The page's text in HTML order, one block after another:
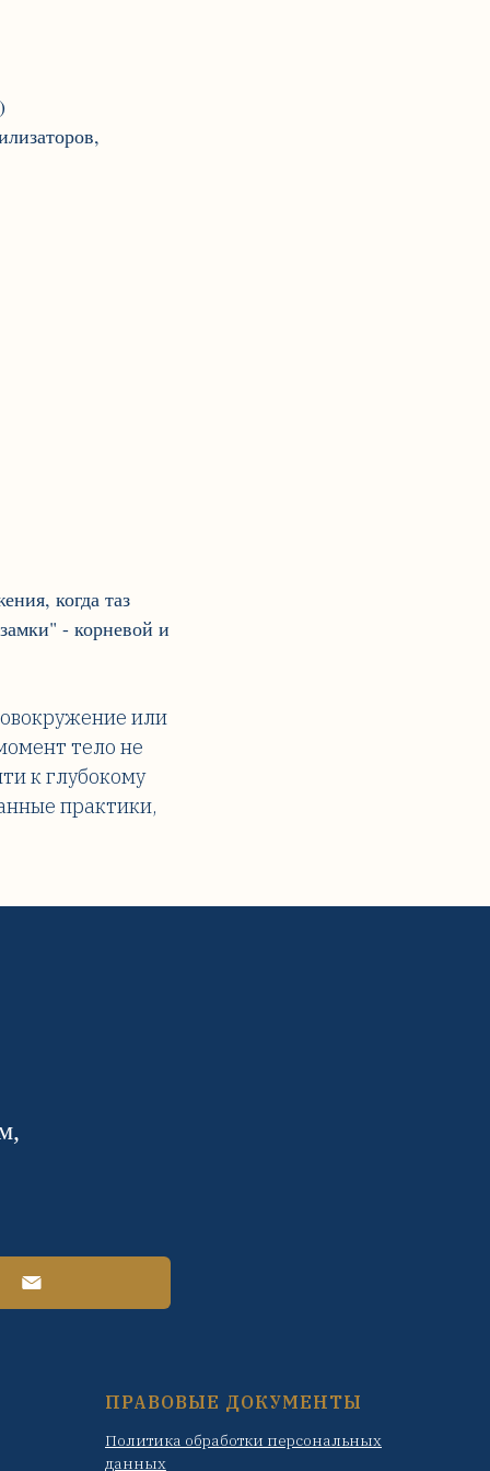
когда таз
- корневой и
или
тело не
к глубокому
практики,
ПРАВОВЫЕ ДОКУМЕНТЫ
Политика обработки персональных
данных